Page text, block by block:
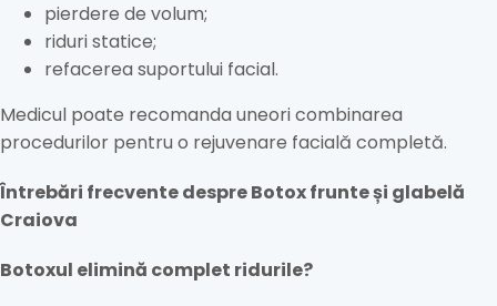
pierdere de volum;
riduri statice;
refacerea suportului facial.
Medicul poate recomanda uneori combinarea
procedurilor pentru o rejuvenare facială completă.
Întrebări frecvente despre Botox frunte și glabelă
Craiova
Botoxul elimină complet ridurile?